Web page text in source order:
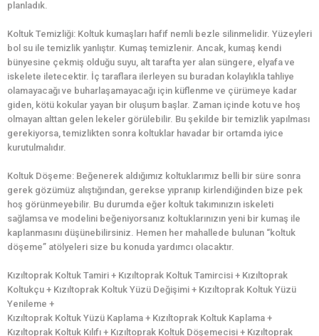
planladık.
Koltuk Temizliği: Koltuk kumaşları hafif nemli bezle silinmelidir. Yüzeyleri
bol su ile temizlik yanlıştır. Kumaş temizlenir. Ancak, kumaş kendi
bünyesine çekmiş olduğu suyu, alt tarafta yer alan süngere, elyafa ve
iskelete iletecektir. İç taraflara ilerleyen su buradan kolaylıkla tahliye
olamayacağı ve buharlaşamayacağı için küflenme ve çürümeye kadar
giden, kötü kokular yayan bir oluşum başlar. Zaman içinde kotu ve hoş
olmayan alttan gelen lekeler görülebilir. Bu şekilde bir temizlik yapılması
gerekiyorsa, temizlikten sonra koltuklar havadar bir ortamda iyice
kurutulmalıdır.
Koltuk Döşeme: Beğenerek aldığımız koltuklarımız belli bir süre sonra
gerek gözümüz alıştığından, gerekse yıpranıp kirlendiğinden bize pek
hoş görünmeyebilir. Bu durumda eğer koltuk takımınızın iskeleti
sağlamsa ve modelini beğeniyorsanız koltuklarınızın yeni bir kumaş ile
kaplanmasını düşünebilirsiniz. Hemen her mahallede bulunan “koltuk
döşeme” atölyeleri size bu konuda yardımcı olacaktır.
Kızıltoprak Koltuk Tamiri + Kızıltoprak Koltuk Tamircisi + Kızıltoprak
Koltukçu + Kızıltoprak Koltuk Yüzü Değişimi + Kızıltoprak Koltuk Yüzü
Yenileme +
Kızıltoprak Koltuk Yüzü Kaplama + Kızıltoprak Koltuk Kaplama +
Kızıltoprak Koltuk Kılıfı + Kızıltoprak Koltuk Döşemecisi + Kızıltoprak